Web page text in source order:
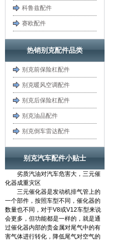
科鲁兹配件
赛欧配件
热销别克配件品类
别克前保险杠配件
别克暖风空调配件
别克后保险杠配件
别克油品配件
别克倒车雷达配件
别克汽车配件小贴士
劣质汽油对汽车危害大，三元催
化器成重灾区
三元催化器是发动机排气管上的
一个部件，按照车型不同，催化器的
数量也不同，对于V8或V12车型来说
会更多，但功能都是一样的，就是通
过催化器内部的贵金属对尾气中的有
害气体进行转化，降低尾气对空气的